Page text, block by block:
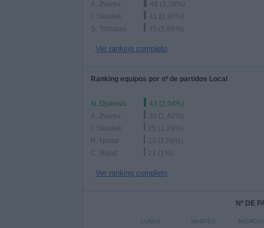
A. Zverev
48 (2,28%)
I. Swiatek
41 (1,95%)
S. Tsitsipas
35 (1,66%)
Ver ranking completo
Ranking equipos por nº de partidos Local
N. Djokovic
43 (2,04%)
A. Zverev
30 (1,42%)
I. Swiatek
25 (1,19%)
R. Nadal
23 (1,09%)
C. Ruud
21 (1%)
Ver ranking completo
Nº DE
LUNES MARTES